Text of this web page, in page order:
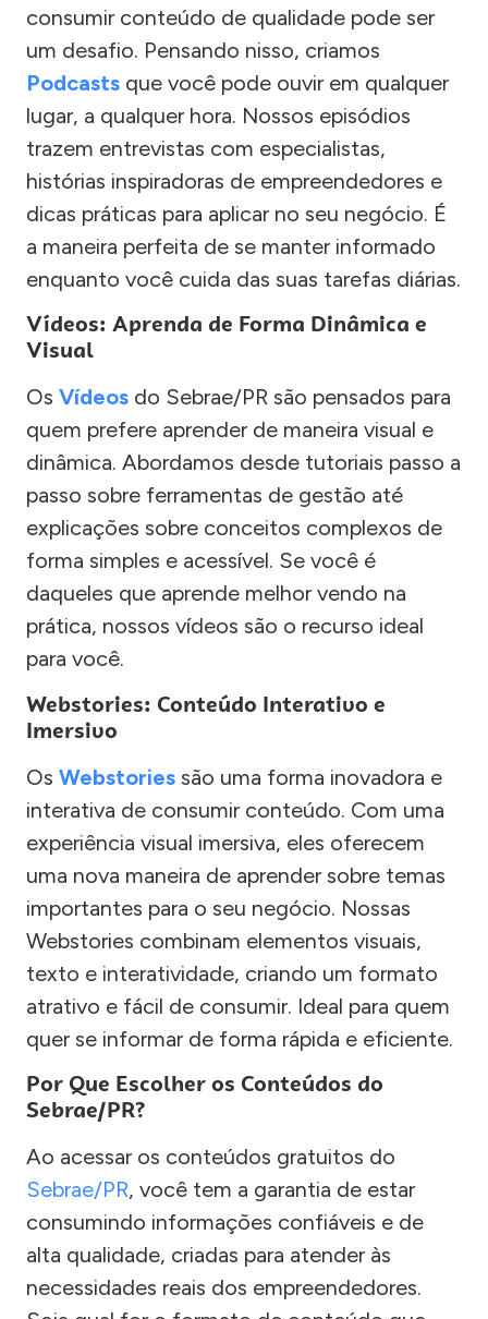
consumir conteúdo de qualidade pode ser
um desafio. Pensando nisso, criamos
Podcasts que você pode ouvir em qualquer
lugar, a qualquer hora. Nossos episódios
trazem entrevistas com especialistas,
histórias inspiradoras de empreendedores e
dicas práticas para aplicar no seu negócio. É
a maneira perfeita de se manter informado
enquanto você cuida das suas tarefas diárias.
Vídeos: Aprenda de Forma Dinâmica e
Visual
Os Vídeos do Sebrae/PR são pensados para
quem prefere aprender de maneira visual e
dinâmica. Abordamos desde tutoriais passo a
passo sobre ferramentas de gestão até
explicações sobre conceitos complexos de
forma simples e acessível. Se você é
daqueles que aprende melhor vendo na
prática, nossos vídeos são o recurso ideal
para você.
Webstories: Conteúdo Interativo e
Imersivo
Os Webstories são uma forma inovadora e
interativa de consumir conteúdo. Com uma
experiência visual imersiva, eles oferecem
uma nova maneira de aprender sobre temas
importantes para o seu negócio. Nossas
Webstories combinam elementos visuais,
texto e interatividade, criando um formato
atrativo e fácil de consumir. Ideal para quem
quer se informar de forma rápida e eficiente.
Por Que Escolher os Conteúdos do
Sebrae/PR?
Ao acessar os conteúdos gratuitos do
Sebrae/PR, você tem a garantia de estar
consumindo informações confiáveis e de
alta qualidade, criadas para atender às
necessidades reais dos empreendedores.